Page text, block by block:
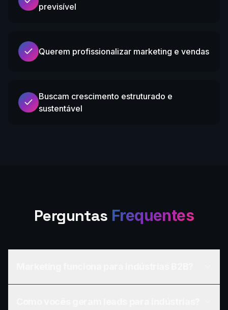
previsível
Querem profissionalizar marketing e vendas
Buscam crescimento estruturado e
sustentável
Perguntas Frequentes